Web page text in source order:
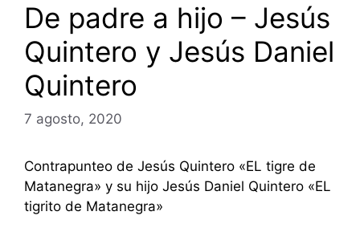
De padre a hijo – Jesús
Quintero y Jesús Daniel
Quintero
7 agosto, 2020
Contrapunteo de Jesús Quintero «EL tigre de
Matanegra» y su hijo Jesús Daniel Quintero «EL
tigrito de Matanegra»